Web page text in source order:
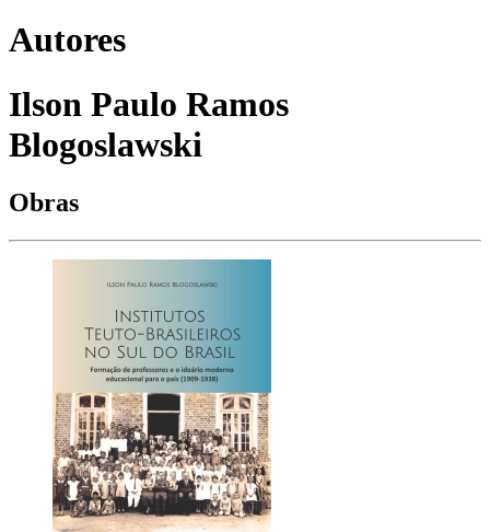
Autores
Ilson Paulo Ramos
Blogoslawski
Obras